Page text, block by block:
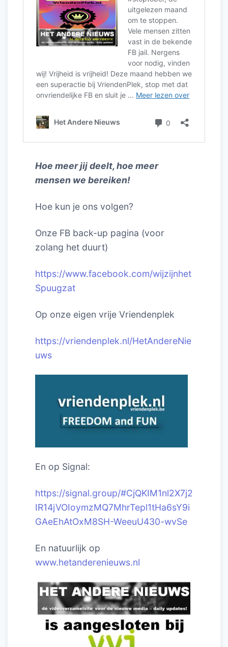
Hoe meer jij deelt, hoe meer
mensen we bereiken!
Hoe kun je ons volgen?
Onze FB back-up pagina (voor
zolang het duurt)
https://www.facebook.com/wijzijnhet
Spuugzat
Op onze eigen vrije Vriendenplek
https://vriendenplek.nl/HetAndereNie
uws
En op Signal:
https://signal.group/#CjQKIM1nl2X7j2
IR14jVOIoymzMQ7MhrTepl1tHa6sY9i
GAeEhAtOxM8SH-WeeuU430-wvSe
En natuurlijk op
www.hetanderenieuws.nl